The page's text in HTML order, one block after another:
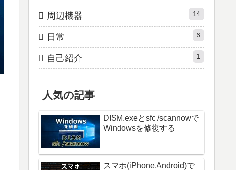
周辺機器 14
日常 6
自己紹介 1
人気の記事
DISM.exeとsfc /scannowで
Windowsを修復する
スマホ(iPhone,Android)で